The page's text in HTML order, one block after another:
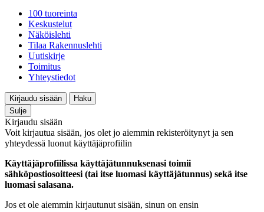
100 tuoreinta
Keskustelut
Näköislehti
Tilaa Rakennuslehti
Uutiskirje
Toimitus
Yhteystiedot
Kirjaudu sisään
Haku
Sulje
Kirjaudu sisään
Voit kirjautua sisään, jos olet jo aiemmin rekisteröitynyt ja sen
yhteydessä luonut käyttäjäprofiilin
Käyttäjäprofiilissa käyttäjätunnuksenasi toimii
sähköpostiosoitteesi (tai itse luomasi käyttäjätunnus) sekä itse
luomasi salasana.
Jos et ole aiemmin kirjautunut sisään, sinun on ensin